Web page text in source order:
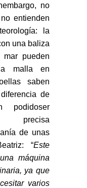
no
entienden
la
una baliza
pueden
malla en
saben
de
podidoser
precisa
de unas
“Este
máquina
ya que
varios